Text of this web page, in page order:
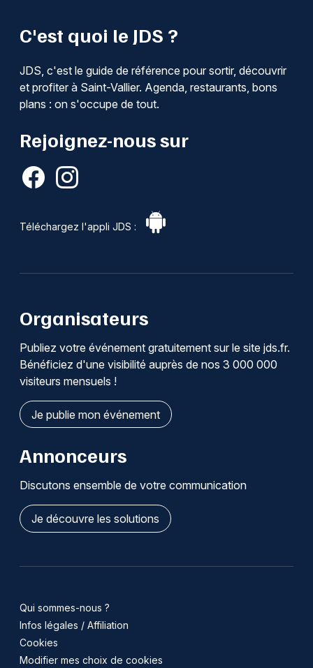
C'est quoi le JDS ?
JDS, c'est le guide de référence pour sortir, découvrir
et profiter à Saint-Vallier. Agenda, restaurants, bons
plans : on s'occupe de tout.
Rejoignez-nous sur
Téléchargez l'appli JDS :
Organisateurs
Publiez votre événement gratuitement sur le site jds.fr.
Bénéficiez d'une visibilité auprès de nos 3 000 000
visiteurs mensuels !
Je publie mon événement
Annonceurs
Discutons ensemble de votre communication
Je découvre les solutions
Qui sommes-nous ?
Infos légales / Affiliation
Cookies
Modifier mes choix de cookies